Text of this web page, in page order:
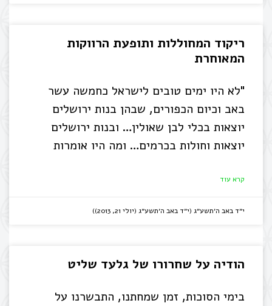
ריקוד המחוללות ותופעת הרווקות
המאוחרת
"לא היו ימים טובים לישראל כחמשה עשר
באב וכיום הכפורים, שבהן בנות ירושלים
יוצאות בכלי לבן שאולין… ובנות ירושלים
יוצאות וחולות בכרמים… ומה היו אומרות
קרא עוד
י״ד באב ה׳תשע״ג (י״ד באב ה׳תשע״ג (יולי 21, 2013))
הודיה על שחרורו של גלעד שליט
בימי הסוכות, זמן שמחתנו, התבשרנו על